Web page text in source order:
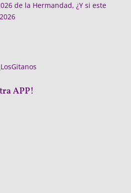
de la Hermandad, ¿Y si este
APP!